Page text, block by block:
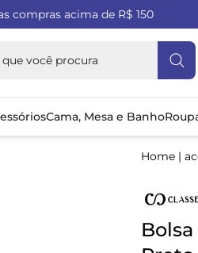
compras acima de R$ 150
Cama, Mesa e Banho
Home |